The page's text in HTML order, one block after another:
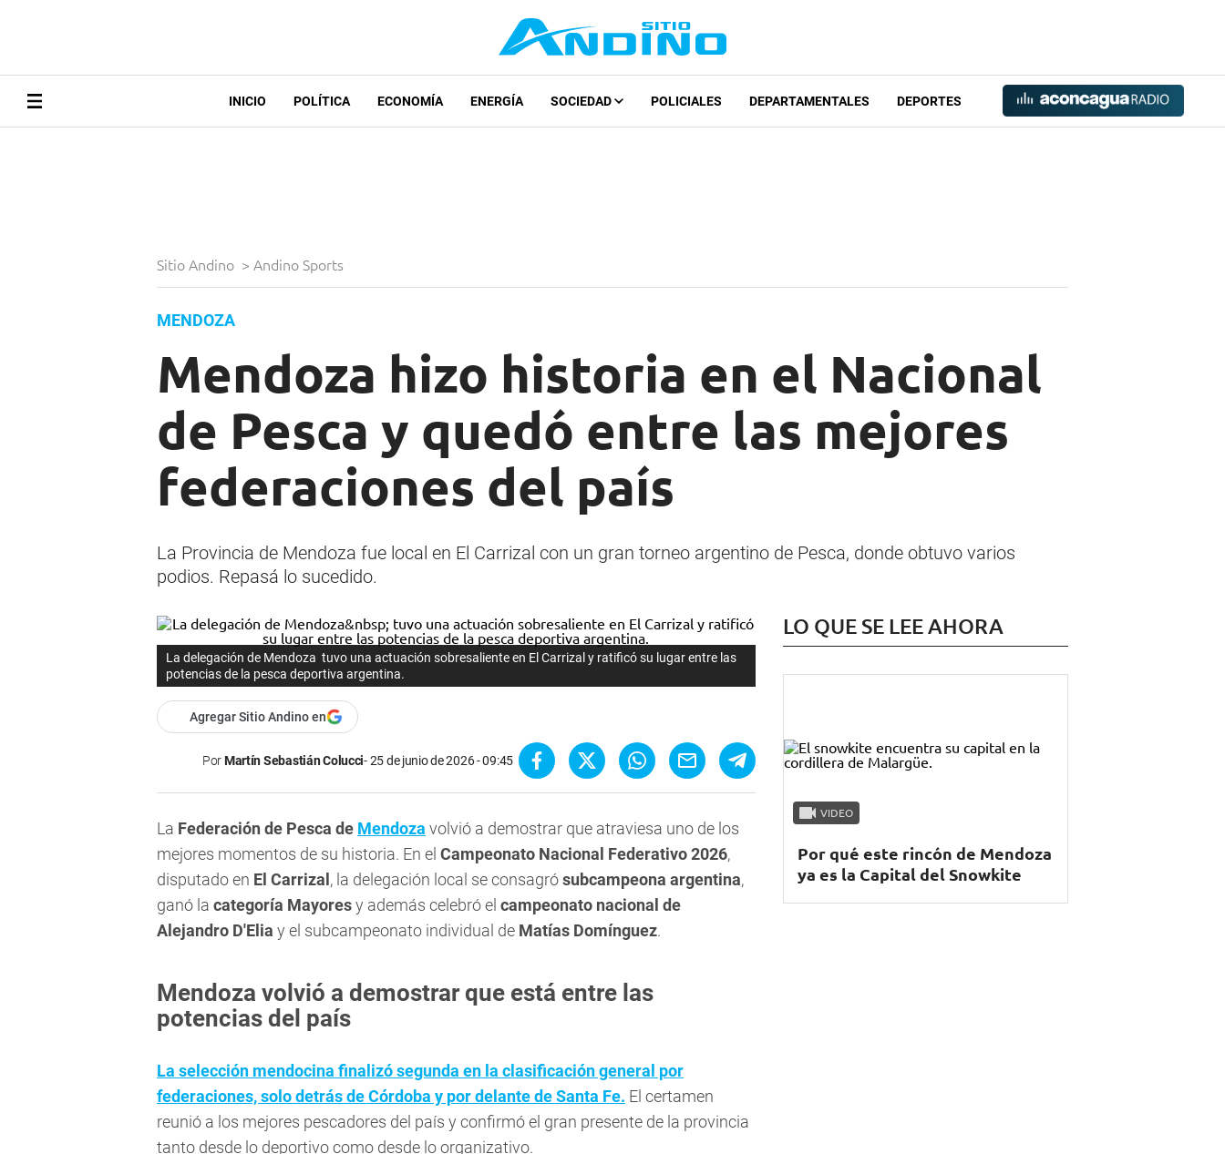
INICIO POLÍTICA ECONOMÍA ENERGÍA SOCIEDAD POLICIALES DEPARTAMENTALES DEPORTES
Sitio Andino > Andino Sports
MENDOZA
Mendoza hizo historia en el Nacional
de Pesca y quedó entre las mejores
federaciones del país
La Provincia de Mendoza fue local en El Carrizal con un gran torneo argentino de Pesca, donde obtuvo varios
podios. Repasá lo sucedido.
La delegación de Mendoza tuvo una actuación sobresaliente en El Carrizal y ratificó su lugar entre las
potencias de la pesca deportiva argentina.
Agregar Sitio Andino en
PorMartín Sebastián Colucci 25 de junio de 2026 - 09:45
La Federación de Pesca de Mendoza volvió a demostrar que atraviesa uno de los
mejores momentos de su historia. En el Campeonato Nacional Federativo 2026,
disputado en El Carrizal , la delegación local se consagrósubcampeona argentina,
ganó la categoría Mayoresy además celebró el campeonato nacional de
Alejandro D'Elia y el subcampeonato individual de Matías Domínguez.
Mendoza volvió a demostrar que está entre las
potencias del país
La selección mendocina finalizó segunda en la clasificación general por
federaciones, solo detrás de Córdoba y por delante de Santa Fe. El certamen
reunió a los mejores pescadores del país y confirmó el gran presente de la provincia
tanto desde lo deportivo como desde lo organizativo.
LO QUE SE LEE AHORA
VIDEO
Por qué este rincón de Mendoza
ya es la Capital del Snowkite